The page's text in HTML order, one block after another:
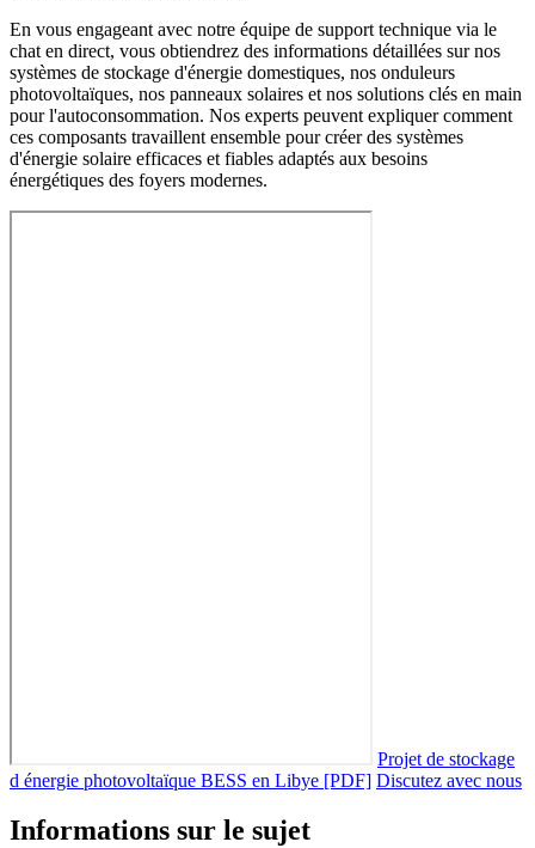
En vous engageant avec notre équipe de support technique via le
chat en direct, vous obtiendrez des informations détaillées sur nos
systèmes de stockage d'énergie domestiques, nos onduleurs
photovoltaïques, nos panneaux solaires et nos solutions clés en main
pour l'autoconsommation. Nos experts peuvent expliquer comment
ces composants travaillent ensemble pour créer des systèmes
d'énergie solaire efficaces et fiables adaptés aux besoins
énergétiques des foyers modernes.
Projet de stockage
d énergie photovoltaïque BESS en Libye [PDF] Discutez avec nous
Informations sur le sujet